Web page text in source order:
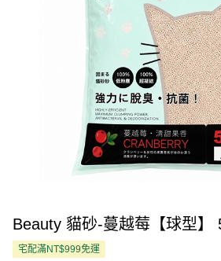
Beauty 貓砂-蔓越莓【球型】
宅配滿NT$999免運